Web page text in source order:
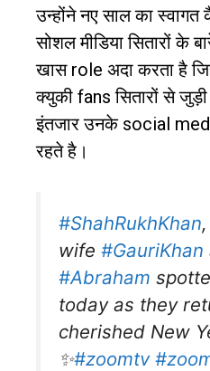
उन्होंने नए साल का
सोशल मीडिया सितारों के
खासrole अदा करता है
क्युकी fansसितारों से जुड़ी
इंतजार उनकेsocial
रहते है।
#ShahRukhKhan
wife #GauriKhan
#Abraham
today as they
cherished New
✨#zoomtv